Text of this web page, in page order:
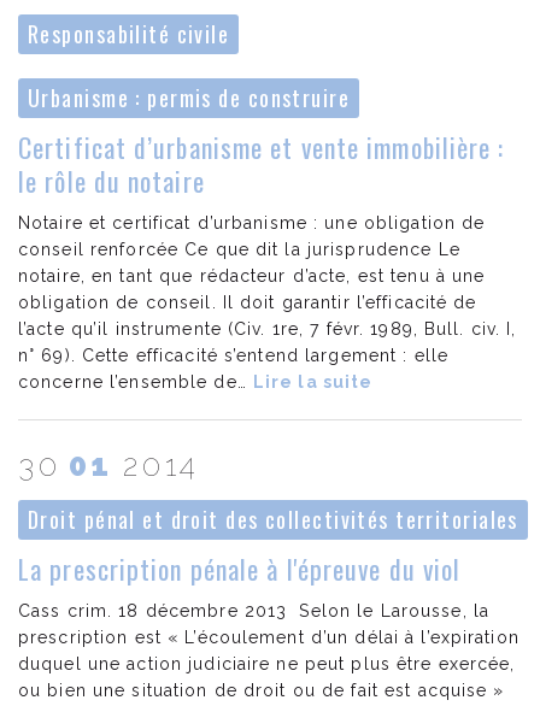
Responsabilité civile
Urbanisme : permis de construire
Certificat d’urbanisme et vente immobilière :
le rôle du notaire
Notaire et certificat d’urbanisme : une obligation de
conseil renforcée Ce que dit la jurisprudence Le
notaire, en tant que rédacteur d’acte, est tenu à une
obligation de conseil. Il doit garantir l’efficacité de
l’acte qu’il instrumente (Civ. 1re, 7 févr. 1989, Bull. civ. I,
n° 69). Cette efficacité s’entend largement : elle
concerne l’ensemble de…
Lire la suite
30 01 2014
Droit pénal et droit des collectivités territoriales
La prescription pénale à l'épreuve du viol
Cass crim. 18 décembre 2013 Selon le Larousse, la
prescription est « L’écoulement d’un délai à l’expiration
duquel une action judiciaire ne peut plus être exercée,
ou bien une situation de droit ou de fait est acquise »